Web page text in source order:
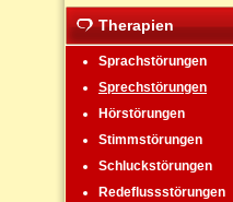
Therapien
Sprachstörungen
Sprechstörungen
Hörstörungen
Stimmstörungen
Schluckstörungen
Redeflussstörungen